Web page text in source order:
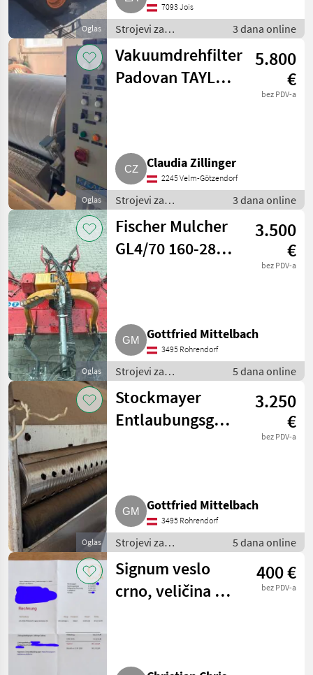
Oglas
7093 Jois
Strojevi za
vinogradarstvo /
Ostali strojevi za
vinogradarstvo
3 dana online
Oglas
Vakuumdrehfilter
Padovan TAYLO
5.800
€
bez PDV-a
Claudia Zillinger
2245 Velm-Götzendorf
Strojevi za
vinogradarstvo /
Ostali strojevi za
vinogradarstvo
3 dana online
Oglas
Fischer Mulcher
GL4/70 160-280
3.500
€
bez PDV-a
Gottfried Mittelbach
3495 Rohrendorf
Strojevi za
vinogradarstvo /
Ostali strojevi za
vinogradarstvo
5 dana online
Oglas
Stockmayer
Entlaubungsgerät,
3.250
€
bez PDV-a
Gottfried Mittelbach
3495 Rohrendorf
Strojevi za
vinogradarstvo /
Ostali strojevi za
vinogradarstvo
5 dana online
Signum veslo
crno, veličina M,
400 €
bez PDV-a